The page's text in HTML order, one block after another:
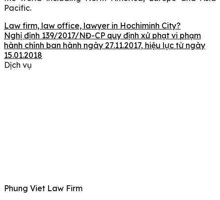
Pacific.
Law firm, law office, lawyer in Hochiminh City?
Nghị định 139/2017/NĐ-CP quy định xử phạt vi phạm
hành chính ban hành ngày 27.11.2017, hiệu lực từ ngày
15.01.2018
Dịch vụ
Phung Viet Law Firm